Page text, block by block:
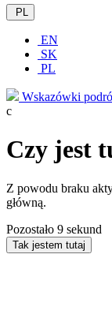
PL
EN
SK
PL
Wskazówki
c
Czy jest
Z powodu braku
główną.
Pozostało 9 sekund
Tak jestem tutaj